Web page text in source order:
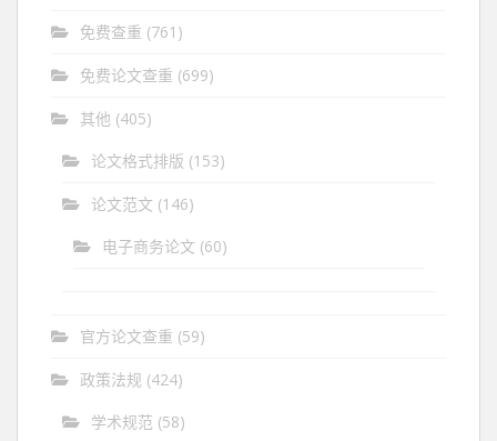
免费查重 (761)
免费论文查重 (699)
其他 (405)
论文格式排版 (153)
论文范文 (146)
电子商务论文 (60)
官方论文查重 (59)
政策法规 (424)
学术规范 (58)